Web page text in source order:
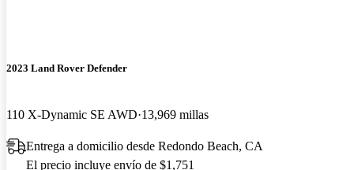
2023 Land Rover Defender
110 X-Dynamic SE AWD 13,969 millas
Entrega a domicilio desde Redondo Beach, CA
El precio incluye envío de $1,751